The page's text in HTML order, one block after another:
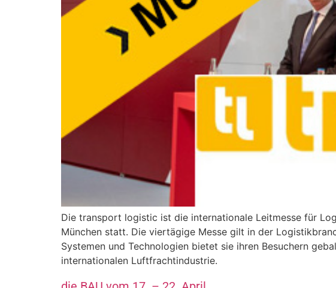
Die transport logistic ist die internationale Leitmesse für
München statt. Die viertägige Messe gilt in der
Systemen und Technologien bietet sie ihren Besuchern
internationalen Luftfrachtindustrie.